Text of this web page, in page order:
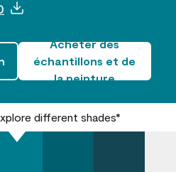
Acheter des
échantillons et de
la peinture
different shades*